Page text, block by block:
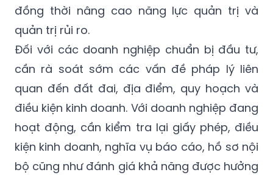
đồng thời nâng cao năng lực quản trị và
quản trị rủi ro.
Đối với các doanh nghiệp chuẩn bị đầu tư,
cần rà soát sớm các vấn đề pháp lý liên
quan đến đất đai, địa điểm, quy hoạch và
điều kiện kinh doanh. Với doanh nghiệp đang
hoạt động, cần kiểm tra lại giấy phép, điều
kiện kinh doanh, nghĩa vụ báo cáo, hồ sơ nội
bộ cũng như đánh giá khả năng được hưởng